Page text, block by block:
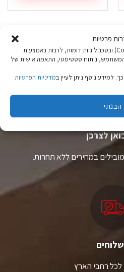
פרטיות
באתר זה נעשה שימוש בעוגיות (Cookies) ובטכנולוגיות דומות, לרבות באמצעות
המשתמש, ניתוח סטטיסטי, התאמה אישית של
למידע נוסף ניתן לעיין במדיניות הפרטיות
הבנתי
טיולים
לצרכן
במחירים ללא תחרות.
רחבי הארץ